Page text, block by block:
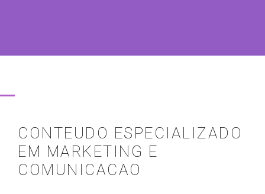
CONTEUDO ESPECIALIZADO
EM MARKETING E
COMUNICACAO